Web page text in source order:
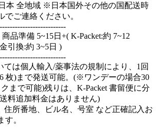
本 全地域 ※日本国外その他の国配送時
でご連絡ください。
品準備 5~15日+( K-Packet:約 7~12
引換:約 3~5日 )
ては個人輸入/薬事法の規制により、1回
枚)まで発送可能。(※ワンデーの場合30
まで可能)残りは、K-Packet 書留便に分
料追加料金はありません)
住所番地、ビル名、号室 など正確記入お
す。